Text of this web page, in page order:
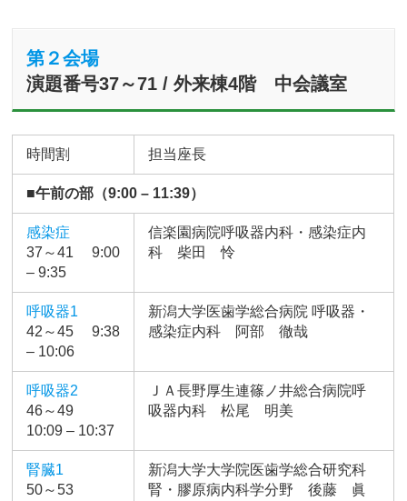
第２会場
演題番号37～71 / 外来棟4階 中会議室
時間割 担当座長
■午前の部（9:00 – 11:39）
感染症
37～41 9:00
– 9:35
信楽園病院呼吸器内科・感染症内
科 柴田 怜
呼吸器1
42～45 9:38
– 10:06
新潟大学医歯学総合病院 呼吸器・
感染症内科 阿部 徹哉
呼吸器2
46～49
10:09 – 10:37
ＪＡ長野厚生連篠ノ井総合病院呼
吸器内科 松尾 明美
腎臓1
50～53
新潟大学大学院医歯学総合研究科
腎・膠原病内科学分野 後藤 眞